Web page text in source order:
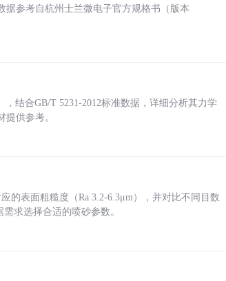
参考自杭州士兰微电子官方规格书（版本
结合GB/T 5231-2012标准数据，详细分析其力学
供参考。
的表面粗糙度（Ra 3.2-6.3μm），并对比不同目数
求选择合适的喷砂参数。